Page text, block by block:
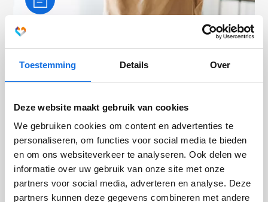
Toestemming Details Over
Deze website maakt gebruik van cookies
We gebruiken cookies om content en advertenties te
personaliseren, om functies voor social media te bieden
en om ons websiteverkeer te analyseren. Ook delen we
informatie over uw gebruik van onze site met onze
partners voor social media, adverteren en analyse. Deze
partners kunnen deze gegevens combineren met andere
VR in de forensische jeugdhulp voor meer
begrip
perspectiefwissel.